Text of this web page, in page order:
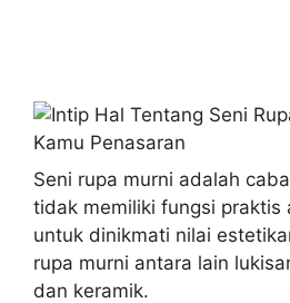
Seni rupa murni adalah
tidak memiliki fungsi praktis
untuk dinikmati nilai
rupa murni antara lain
dan keramik.